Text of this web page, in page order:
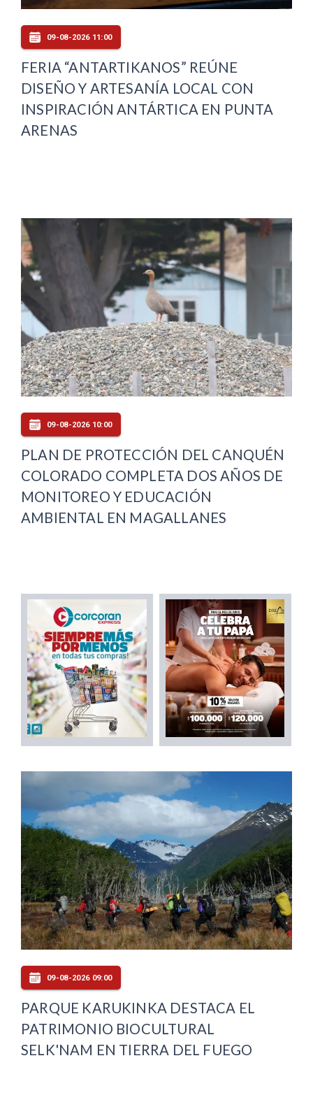
09-08-2026 11:00
FERIA “ANTARTIKANOS” REÚNE
DISEÑO Y ARTESANÍA LOCAL CON
INSPIRACIÓN ANTÁRTICA EN PUNTA
ARENAS
09-08-2026 10:00
PLAN DE PROTECCIÓN DEL CANQUÉN
COLORADO COMPLETA DOS AÑOS DE
MONITOREO Y EDUCACIÓN
AMBIENTAL EN MAGALLANES
09-08-2026 09:00
PARQUE KARUKINKA DESTACA EL
PATRIMONIO BIOCULTURAL
SELK'NAM EN TIERRA DEL FUEGO